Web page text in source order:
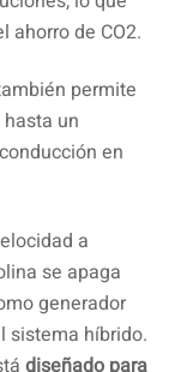
ahorro de CO2.
permite
un
en
a
se apaga
generador
sistema híbrido.